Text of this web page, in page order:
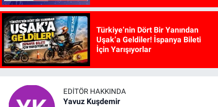
Türkiye’nin Dört Bir Yanından
Uşak’a Geldiler! İspanya Bileti
İçin Yarışıyorlar
EDITÖR HAKKINDA
Yavuz Kuşdemir